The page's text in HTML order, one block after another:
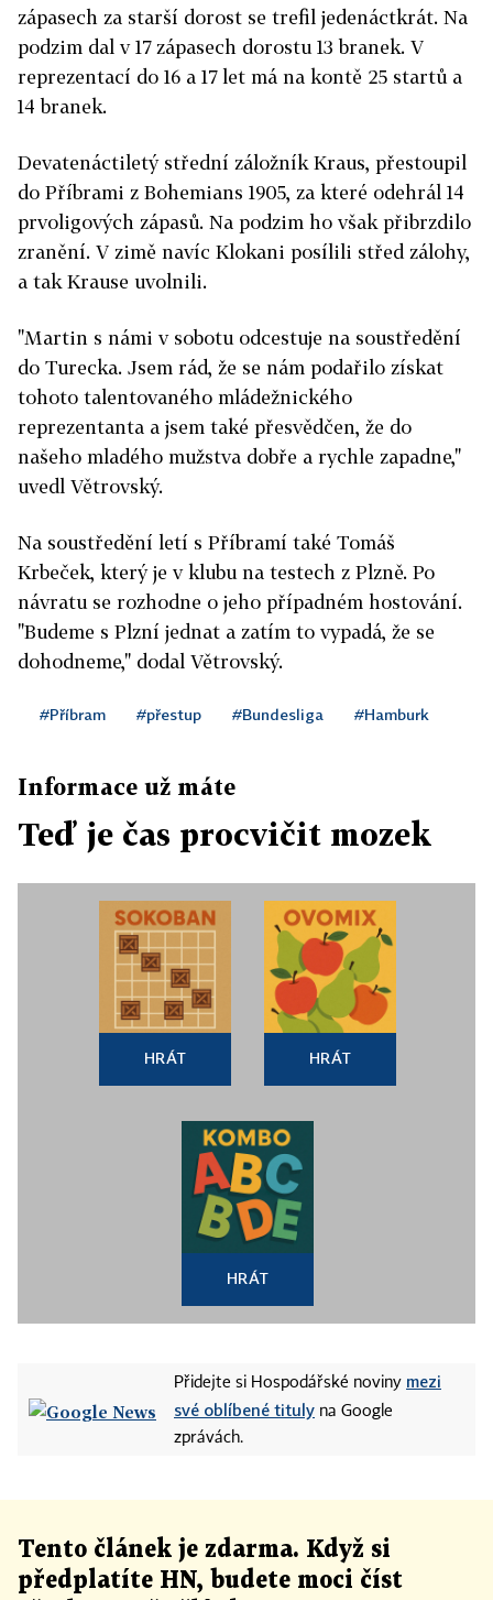
zápasech za starší dorost se trefil jedenáctkrát. Na
podzim dal v 17 zápasech dorostu 13 branek. V
reprezentací do 16 a 17 let má na kontě 25 startů a
14 branek.
Devatenáctiletý střední záložník Kraus, přestoupil
do Příbrami z Bohemians 1905, za které odehrál 14
prvoligových zápasů. Na podzim ho však přibrzdilo
zranění. V zimě navíc Klokani posílili střed zálohy,
a tak Krause uvolnili.
"Martin s námi v sobotu odcestuje na soustředění
do Turecka. Jsem rád, že se nám podařilo získat
tohoto talentovaného mládežnického
reprezentanta a jsem také přesvědčen, že do
našeho mladého mužstva dobře a rychle zapadne,"
uvedl Větrovský.
Na soustředění letí s Příbramí také Tomáš
Krbeček, který je v klubu na testech z Plzně. Po
návratu se rozhodne o jeho případném hostování.
"Budeme s Plzní jednat a zatím to vypadá, že se
dohodneme," dodal Větrovský.
#Příbram #přestup #Bundesliga #Hamburk
Informace už máte
Teď je čas procvičit mozek
HRÁT HRÁT
HRÁT
Přidejte si Hospodářské noviny mezi
své oblíbené tituly na Google
zprávách.
Tento článek je zdarma. Když si
předplatíte HN, budete moci číst